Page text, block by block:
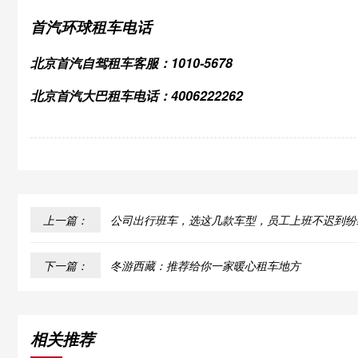
首汽环球租车电话
北京首汽自驾租车客服：1010-5678
北京首汽大巴租车电话：4006222262
上一篇： 公司出行班车，选这几款车型，员工上班不迟到
下一篇： 冬游西藏：推荐给你一家暖心租车地方
相关推荐